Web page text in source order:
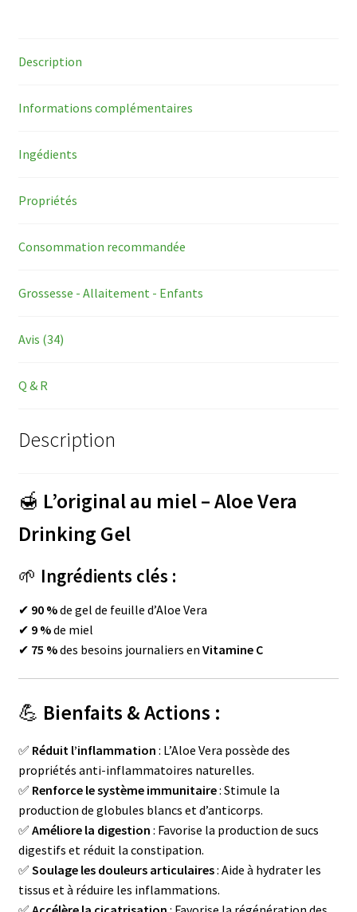
Description
Informations complémentaires
Ingédients
Propriétés
Consommation recommandée
Grossesse - Allaitement - Enfants
Avis (34)
Q & R
Description
🍯 L’original au miel – Aloe Vera
Drinking Gel
🌱 Ingrédients clés :
✔ 90 %de gel de feuille d’Aloe Vera
✔ 9 %de miel
✔ 75 %des besoins journaliers en Vitamine C
💪 Bienfaits & Actions :
✅ Réduit l’inflammation : L’Aloe Vera possède des
propriétés anti-inflammatoires naturelles.
✅ Renforce le système immunitaire: Stimule la
production de globules blancs et d’anticorps.
✅ Améliore la digestion : Favorise la production de sucs
digestifs et réduit la constipation.
✅ Soulage les douleurs articulaires: Aide à hydrater les
tissus et à réduire les inflammations.